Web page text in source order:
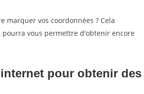
marquer vos coordonnées ? Cela
vous permettre d'obtenir encore
pour obtenir des